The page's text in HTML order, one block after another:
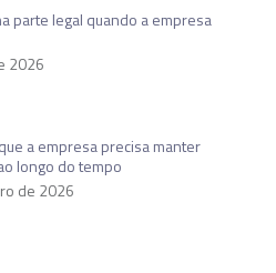
parte legal quando a empresa
2026
a empresa precisa manter
longo do tempo
de 2026